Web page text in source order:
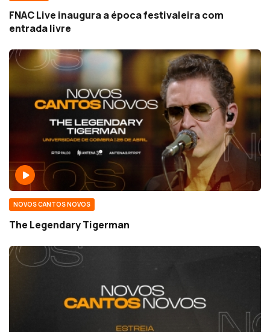
FNAC Live inaugura a época festivaleira com
entrada livre
NOVOS CANTOS NOVOS
The Legendary Tigerman